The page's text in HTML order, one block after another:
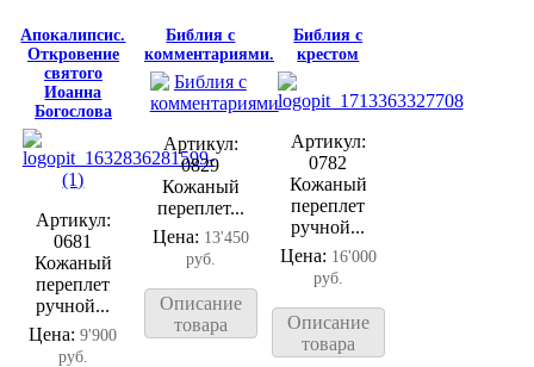
Апокалипсис.
Откровение
святого
Иоанна
Богослова
Артикул:
0681
Кожаный
переплет
ручной...
Цена:9'900
руб.
Библия с
комментариями.
Артикул:
0829
Кожаный
переплет...
Цена: 13'450
руб.
Описание
товара
Библия с
крестом
Артикул:
0782
Кожаный
переплет
ручной...
Цена: 16'000
руб.
Описание
товара